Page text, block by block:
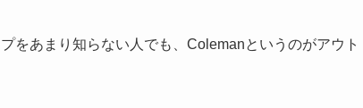
をあまり知らない人でも、Colemanというのがアウ